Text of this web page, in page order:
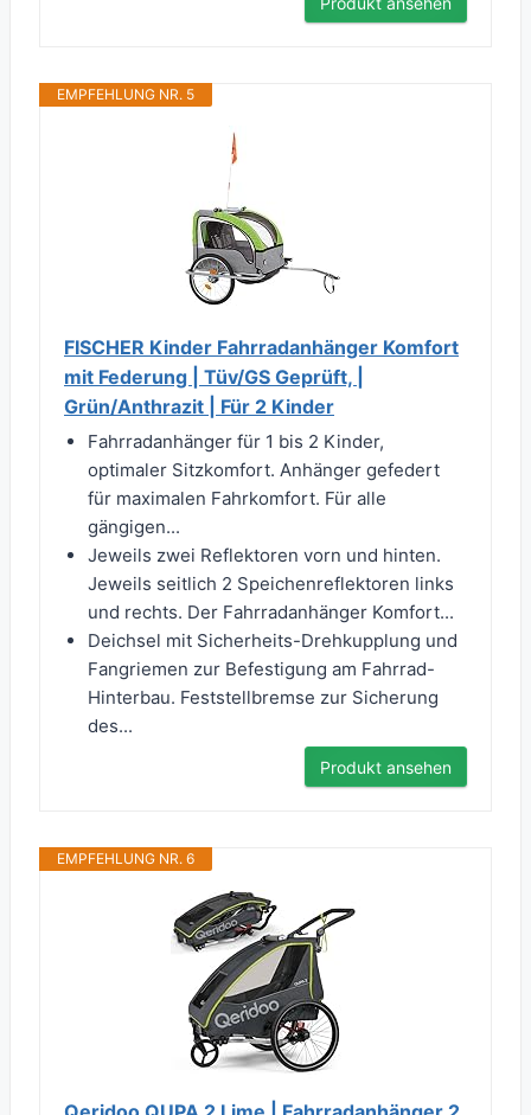
EMPFEHLUNG NR. 5
FISCHER Kinder Fahrradanhänger Komfort
mit Federung | Tüv/GS Geprüft, |
Grün/Anthrazit | Für 2 Kinder
Fahrradanhänger für 1 bis 2 Kinder,
optimaler Sitzkomfort. Anhänger gefedert
für maximalen Fahrkomfort. Für alle
gängigen...
Jeweils zwei Reflektoren vorn und hinten.
Jeweils seitlich 2 Speichenreflektoren links
und rechts. Der Fahrradanhänger Komfort...
Deichsel mit Sicherheits-Drehkupplung und
Fangriemen zur Befestigung am Fahrrad-
Hinterbau. Feststellbremse zur Sicherung
des...
Produkt ansehen
EMPFEHLUNG NR. 6